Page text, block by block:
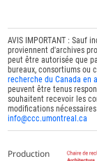
AVIS IMPORTANT :
proviennent d'archives
peut être autorisée que
bureaux, consortiums ou
recherche du Canada en
peuvent être tenus
souhaitent recevoir les
modifications
info@ccc.umontreal.ca
Production